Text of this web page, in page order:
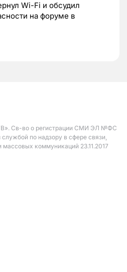
Wi-Fi и обсудил
на форуме в
Св-во о регистрации СМИ ЭЛ №ФС
по надзору в сфере связи,
коммуникаций 23.11.2017